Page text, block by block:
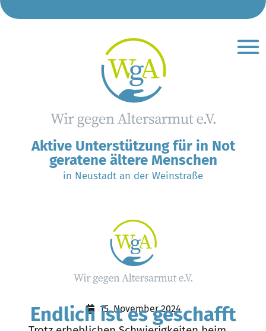
Aktive Unterstützung für in Not
geratene ältere Menschen
in Neustadt an der Weinstraße
15. November 2024
Endlich ist es geschafft